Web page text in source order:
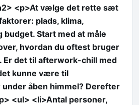
<p>At vælge det rette sæt
plads, klima,
budget. Start med at måle
hvordan du oftest bruger
Er det til afterwork-chill med
kunne være til
åben himmel? Derefter
<ul> <li>Antal personer,